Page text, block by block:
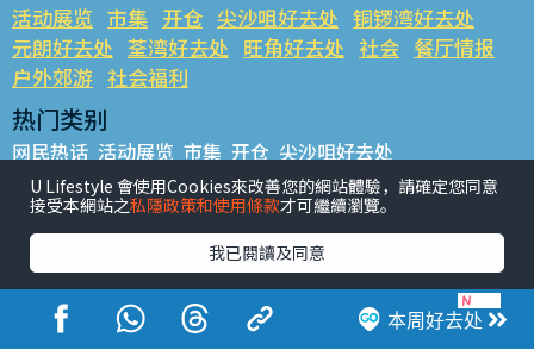
本周好去处
活动展览 市集 开仓 尖沙咀好去处 铜锣湾好去处
元朗好去处 荃湾好去处 旺角好去处 社会 餐厅情报
户外郊游 社会福利
热门类别
网民热话 活动展览 市集 开仓 尖沙咀好去处
铜锣湾好去处 元朗好去处 荃湾好去处 旺角好去处 社会
餐厅情报 户外郊游
热门标签
#UGO揾好去处 #人气活动推介 #美食社群热话
#亲子玩乐好去处
#ULifestyle应用程式
#限时抢
#UJetso礼物放送
#ULifestyle商户中心 #著数 #网络热话
U Lifestyle 會使用Cookies來改善您的網站體驗，請確定您同意
接受本網站之私隱政策和使用條款才可繼續瀏覽。
我已閱讀及同意